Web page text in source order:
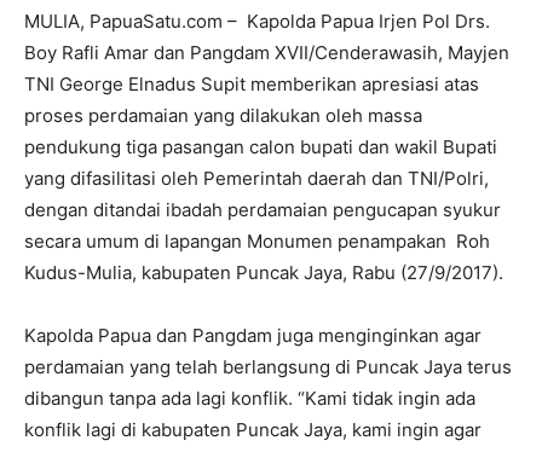
MULIA, PapuaSatu.com – Kapolda Papua Irjen Pol Drs.
Boy Rafli Amar dan Pangdam XVII/Cenderawasih, Mayjen
TNI George Elnadus Supit memberikan apresiasi atas
proses perdamaian yang dilakukan oleh massa
pendukung tiga pasangan calon bupati dan wakil Bupati
yang difasilitasi oleh Pemerintah daerah dan TNI/Polri,
dengan ditandai ibadah perdamaian pengucapan syukur
secara umum di lapangan Monumen penampakan Roh
Kudus-Mulia, kabupaten Puncak Jaya, Rabu (27/9/2017).
Kapolda Papua dan Pangdam juga menginginkan agar
perdamaian yang telah berlangsung di Puncak Jaya terus
dibangun tanpa ada lagi konflik. “Kami tidak ingin ada
konflik lagi di kabupaten Puncak Jaya, kami ingin agar